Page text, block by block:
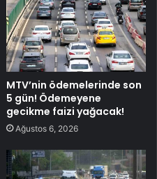
MTV’nin ödemelerinde son
5 gün! Ödemeyene
gecikme faizi yağacak!
Ağustos 6, 2026